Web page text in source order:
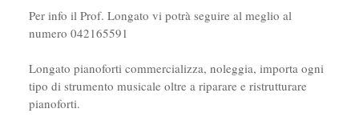
Per info il Prof. Longato vi potrà seguire al meglio al
numero 042165591
Longato pianoforti commercializza, noleggia, importa ogni
tipo di strumento musicale oltre a riparare e ristrutturare
pianoforti.